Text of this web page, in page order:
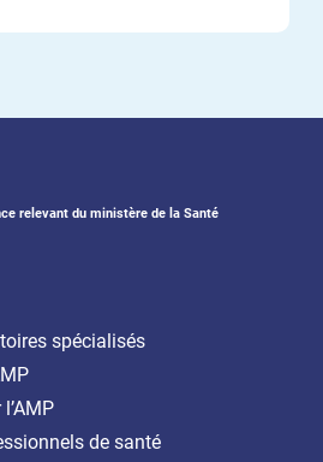
relevant du ministère de la Santé
spécialisés
de santé